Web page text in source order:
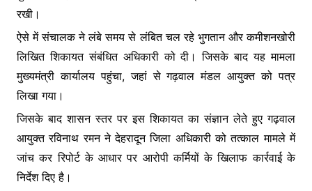
रखी।
ऐसे में संचालक ने लंबे समय से लंबित चल रहे भुगतान और कमीशनखोरी
लिखित शिकायत संबंधित अधिकारी को दी। जिसके बाद यह मामला
मुख्यमंत्री कार्यालय पहुंचा, जहां से गढ़वाल मंडल आयुक्त को पत्र
लिखा गया।
जिसके बाद शासन स्तर पर इस शिकायत का संज्ञान लेते हुए गढ़वाल
आयुक्त रविनाथ रमन ने देहरादून जिला अधिकारी को तत्काल मामले में
जांच कर रिपोर्ट के आधार पर आरोपी कर्मियों के खिलाफ कार्रवाई के
निर्देश दिए है।